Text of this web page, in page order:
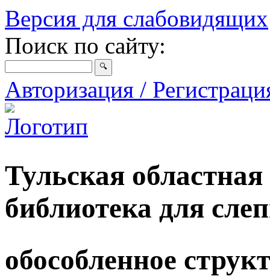
Версия для слабовидящих
Поиск по сайту:
Авторизация /
Тульская
библиотека для
обособленное